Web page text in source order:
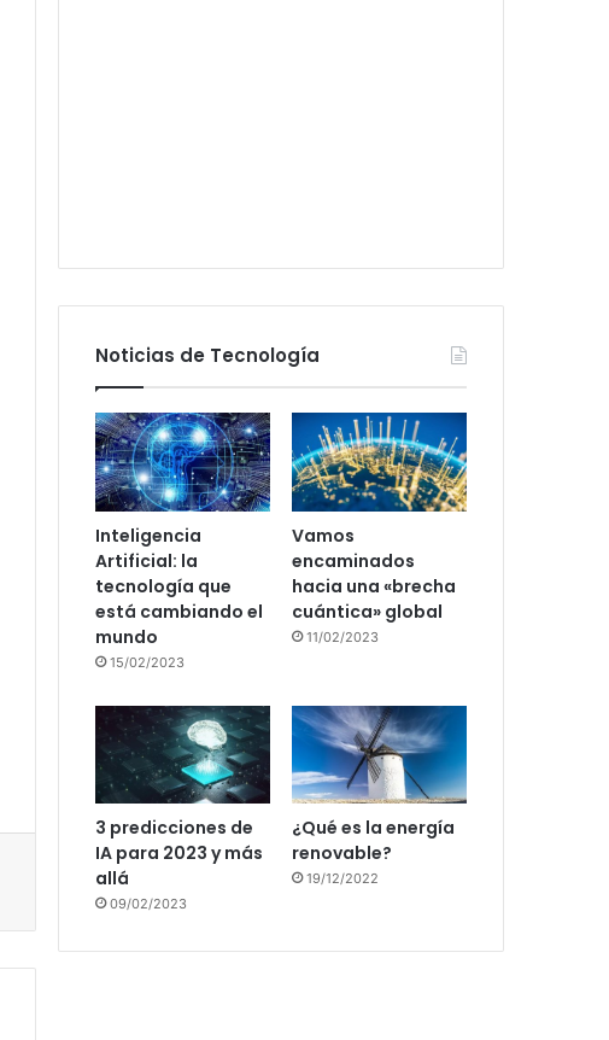
Noticias de Tecnología
Inteligencia
Artificial: la
tecnología que
está cambiando el
mundo
15/02/2023
Vamos
encaminados
hacia una «brecha
cuántica» global
11/02/2023
3 predicciones de
IA para 2023 y más
allá
09/02/2023
¿Qué es la energía
renovable?
19/12/2022